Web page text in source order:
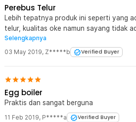
Perebus Telur
Lebih tepatnya produk ini seperti yang
telur, kualitas oke namun sayang tidak
untuk memasak telur diatas uap airnya
gambar atau ada di video. Bisa disiasati
sendiri secara terpisah.
Selengkapnya
03 May 2019, Z*****b Verified Buyer
Egg boiler
Praktis dan sangat berguna
11 Feb 2019, P*****a Verified Buyer